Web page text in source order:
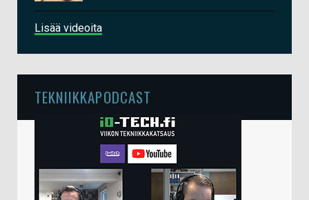
Lisää videoita
TEKNIIKKAPODCAST